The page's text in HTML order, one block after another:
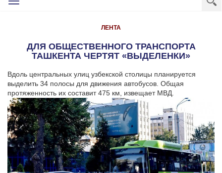
ЛЕНТА
ДЛЯ ОБЩЕСТВЕННОГО ТРАНСПОРТА
ТАШКЕНТА ЧЕРТЯТ «ВЫДЕЛЕНКИ»
Вдоль центральных улиц узбекской столицы планируется
выделить 34 полосы для движения автобусов. Общая
протяженность их составит 475 км, извещает МВД.